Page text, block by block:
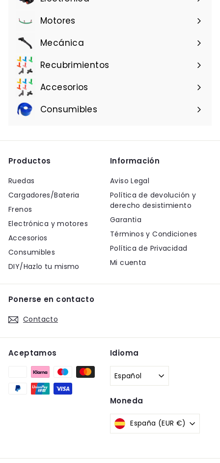
Motores
Mecánica
Recubrimientos
Accesorios
Consumibles
Productos
Ruedas
Cargadores/Bateria
Frenos
Electrónica y motores
Accesorios
Consumibles
DIY/Hazlo tu mismo
Información
Aviso Legal
Política de devolución y
derecho desistimiento
Garantia
Términos y Condiciones
Política de Privacidad
Mi cuenta
Ponerse en contacto
Contacto
Aceptamos Idioma
Español
Moneda
España (EUR €)